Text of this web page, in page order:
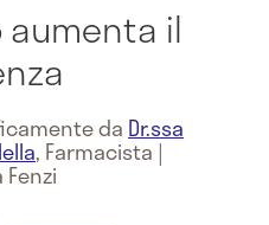
il
da Dr.ssa
, Farmacista |